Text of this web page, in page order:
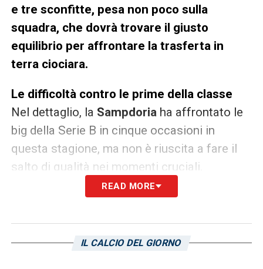
e tre sconfitte, pesa non poco sulla
squadra, che dovrà trovare il giusto
equilibrio per affrontare la trasferta in
terra ciociara.
Le difficoltà contro le prime della classe
Nel dettaglio, la Sampdoriaha affrontato le
big della Serie B in cinque occasioni in
questa stagione, ma non è riuscita a fare il
salto di qualità nei momenti cruciali.
La sfida di domenica alStirperappresenta
Nonostante le difficoltà contro le prime della
READ MORE
IL CALCIO DEL GIORNO